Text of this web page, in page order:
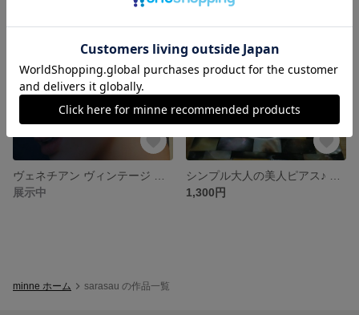
展示中
1,300円
minne ホーム sarasau の作品一覧